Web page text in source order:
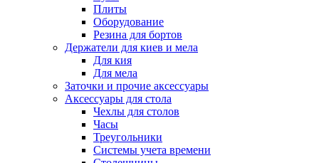
Плиты
Оборудование
Резина для бортов
Держатели для киев и мела
Для кия
Для мела
Заточки и прочие аксессуары
Аксессуары для стола
Чехлы для столов
Часы
Треугольники
Системы учета времени